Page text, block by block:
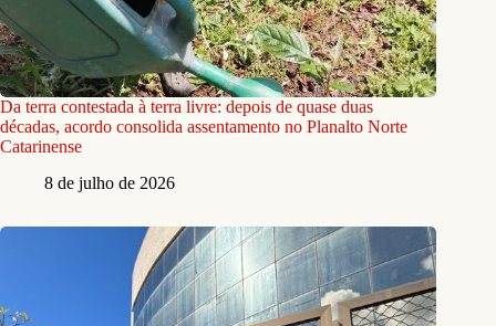
Da terra contestada à terra livre: depois de quase duas
décadas, acordo consolida assentamento no Planalto Norte
Catarinense
8 de julho de 2026